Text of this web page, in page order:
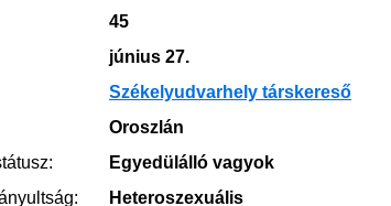
45
június 27.
Székelyudvarhely társkereső
Oroszlán
Egyedülálló vagyok
Heteroszexuális